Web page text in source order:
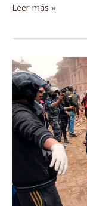
Leer más »
Terremoto
en
Nepal.